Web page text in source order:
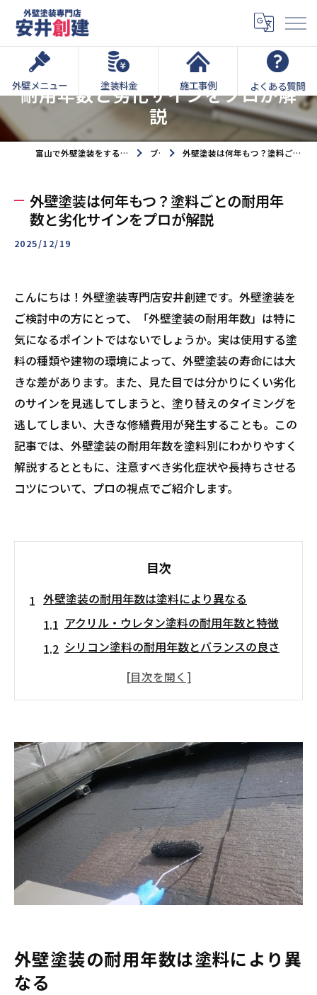
外壁メニュー 塗装料金 施工事例 よくある質問
外壁塗装は何年もつ？塗料ごとの
耐用年数と劣化サインをプロが解
説
富山で外壁塗装をするなら外壁塗装専門店安井創建へ ブログ 外壁塗装は何年もつ？塗料ごとの耐用年数と劣化サインをプロが解説
外壁塗装は何年もつ？塗料ごとの耐用年
数と劣化サインをプロが解説
2025/12/19
こんにちは！外壁塗装専門店安井創建です。外壁塗装を
ご検討中の方にとって、「外壁塗装の耐用年数」は特に
気になるポイントではないでしょうか。実は使用する塗
料の種類や建物の環境によって、外壁塗装の寿命には大
きな差があります。また、見た目では分かりにくい劣化
のサインを見逃してしまうと、塗り替えのタイミングを
逃してしまい、大きな修繕費用が発生することも。この
記事では、外壁塗装の耐用年数を塗料別にわかりやすく
解説するとともに、注意すべき劣化症状や長持ちさせる
コツについて、プロの視点でご紹介します。
目次
外壁塗装の耐用年数は塗料により異なる
アクリル・ウレタン塗料の耐用年数と特徴
シリコン塗料の耐用年数とバランスの良さ
フッ素・無機塗料の耐用年数と高性能な特
チョーキング現象は外壁塗装の寿命サイン
ひび割れや剥がれも見逃せない外壁劣化の
兆候
カビ・コケ・藻の発生も外壁塗装の劣化サ
外壁塗装の耐用年数を延ばすためのコツ
信頼できる業者に依頼することが耐久性を
左右する
建物の立地や環境に適した塗料を選ぶこと
外壁塗装の耐用年数は塗料により異
なる